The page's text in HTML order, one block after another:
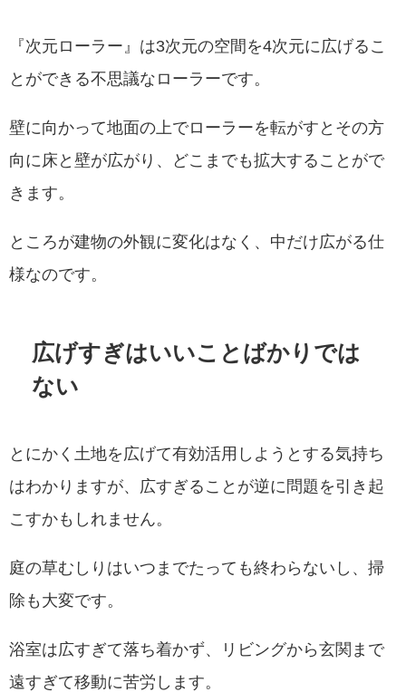
『次元ローラー』は3次元の空間を4次元に広げるこ
とができる不思議なローラーです。
壁に向かって地面の上でローラーを転がすとその方
向に床と壁が広がり、どこまでも拡大することがで
きます。
ところが建物の外観に変化はなく、中だけ広がる仕
様なのです。
広げすぎはいいことばかりでは
ない
とにかく土地を広げて有効活用しようとする気持ち
はわかりますが、広すぎることが逆に問題を引き起
こすかもしれません。
庭の草むしりはいつまでたっても終わらないし、掃
除も大変です。
浴室は広すぎて落ち着かず、リビングから玄関まで
遠すぎて移動に苦労します。